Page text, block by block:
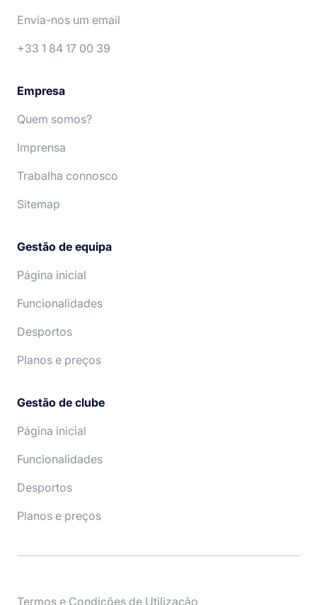
Español
Envia-nos um email
+33 1 84 17 00 39
Empresa
Quem somos?
Imprensa
Trabalha connosco
Sitemap
Gestão de equipa
Página inicial
Funcionalidades
Desportos
Planos e preços
Gestão de clube
Página inicial
Funcionalidades
Desportos
Planos e preços
Termos e Condições de Utilização